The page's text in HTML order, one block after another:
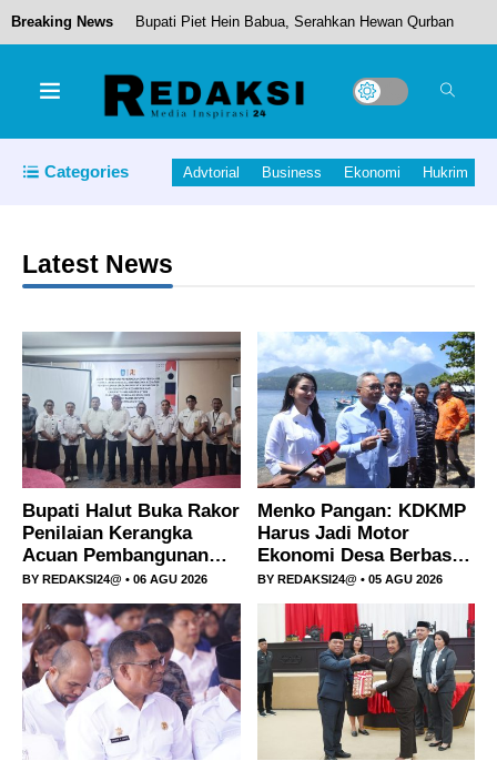
Breaking News Bupati Piet Hein Babua, Serahkan Hewan Qurban
Bupati Halut Dukung Peningkatan Kualitas
Minds Behind the Machines: Personal Stories of
Gadget Innovators
Kapolda Maluku Utara Apresiasi Wisata Agro
Melon di Ternate: Bisa Jadi Inspirasi Anggota
Polri Berkreasi
Polresta Tidore Gulung Jaringan ‘Petani’ dan
Categories Advtorial Business Ekonomi Hukrim
Latest News
Bupati Halut Buka Rakor
Penilaian Kerangka
Acuan Pembangunan
Sekolah Rakyat
Kukumutuk.
BY REDAKSI24@ • 06 AGU 2026
Menko Pangan: KDKMP
Harus Jadi Motor
Ekonomi Desa Berbasis
Potensi Lokal, Maluku
Utara Fokus Hilirisasi
Perikanan dan
Perkebunan
BY REDAKSI24@ • 05 AGU 2026